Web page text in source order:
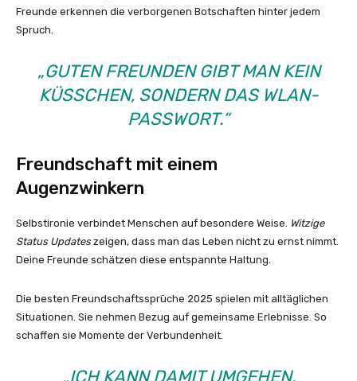
Freunde erkennen die verborgenen Botschaften hinter jedem
Spruch.
„GUTEN FREUNDEN GIBT MAN KEIN
KÜSSCHEN, SONDERN DAS WLAN-
PASSWORT.“
Freundschaft mit einem
Augenzwinkern
Selbstironie verbindet Menschen auf besondere Weise. Witzige
Status Updates zeigen, dass man das Leben nicht zu ernst nimmt.
Deine Freunde schätzen diese entspannte Haltung.
Die besten Freundschaftssprüche 2025 spielen mit alltäglichen
Situationen. Sie nehmen Bezug auf gemeinsame Erlebnisse. So
schaffen sie Momente der Verbundenheit.
„ICH KANN DAMIT UMGEHEN,